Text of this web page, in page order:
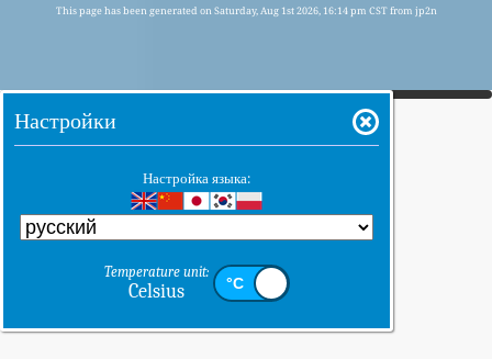
This page has been generated on Saturday, Aug 1st 2026, 16:14 pm CST from jp2n
Настройки
Настройка языка:
Temperature unit:
Celsius